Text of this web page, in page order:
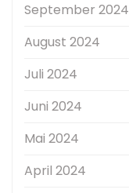
September 2024
August 2024
Juli 2024
Juni 2024
Mai 2024
April 2024